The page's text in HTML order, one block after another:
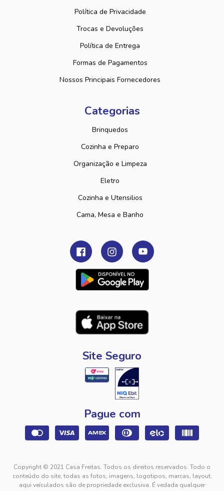
Política de Privacidade
Trocas e Devoluções
Política de Entrega
Formas de Pagamentos
Nossos Principais Fornecedores
Categorias
Brinquedos
Cozinha e Preparo
Organização e Limpeza
Eletro
Cozinha e Utensilios
Cama, Mesa e Banho
Site Seguro
Pague com
Copyright © 2021 Casa Freitas. Todos os direitos reservados. Todo o
conteúdo do site, todas as fotos, imagens, logotipos, marcas, layout,
aqui veículados são de propriedade exclusiva. É vedada qualquer